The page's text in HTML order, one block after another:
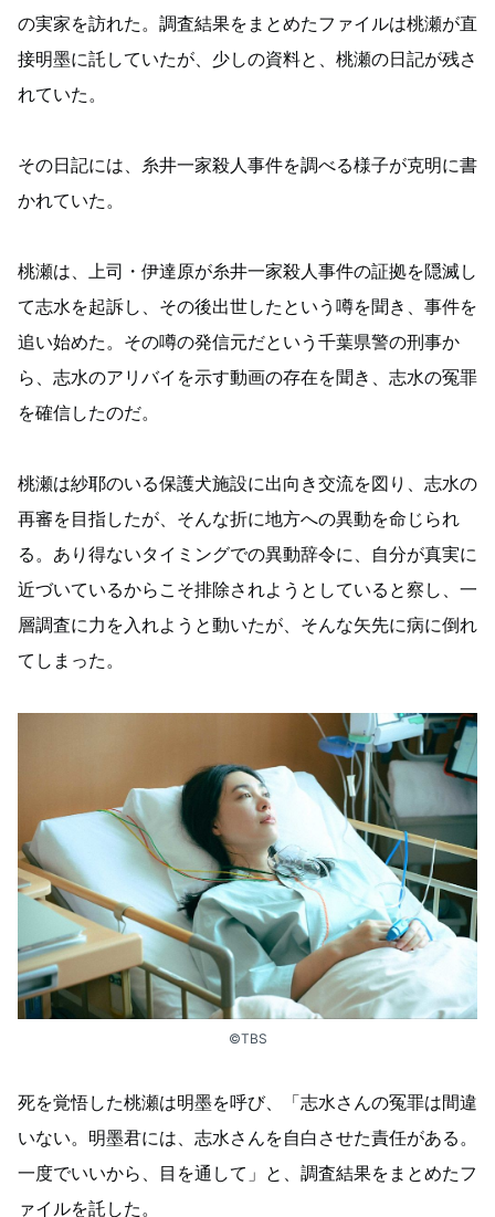
の実家を訪れた。調査結果をまとめたファイルは桃瀬が直
接明墨に託していたが、少しの資料と、桃瀬の日記が残さ
れていた。
その日記には、糸井一家殺人事件を調べる様子が克明に書
かれていた。
桃瀬は、上司・伊達原が糸井一家殺人事件の証拠を隠滅し
て志水を起訴し、その後出世したという噂を聞き、事件を
追い始めた。その噂の発信元だという千葉県警の刑事か
ら、志水のアリバイを示す動画の存在を聞き、志水の冤罪
を確信したのだ。
桃瀬は紗耶のいる保護犬施設に出向き交流を図り、志水の
再審を目指したが、そんな折に地方への異動を命じられ
る。あり得ないタイミングでの異動辞令に、自分が真実に
近づいているからこそ排除されようとしていると察し、一
層調査に力を入れようと動いたが、そんな矢先に病に倒れ
てしまった。
©TBS
死を覚悟した桃瀬は明墨を呼び、「志水さんの冤罪は間違
いない。明墨君には、志水さんを自白させた責任がある。
一度でいいから、目を通して」と、調査結果をまとめたフ
ァイルを託した。